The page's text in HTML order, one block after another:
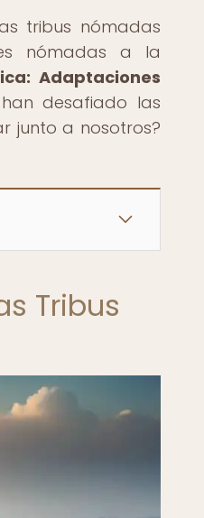
tribus nómadas
nómadas a la
Adaptaciones
desafiado las
junto a nosotros?
Tribus